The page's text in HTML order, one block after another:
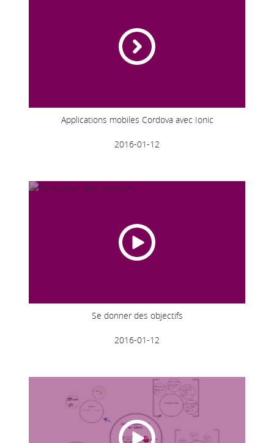
Applications mobiles Cordova avec Ionic
2016-01-12
Se donner des objectifs
2016-01-12